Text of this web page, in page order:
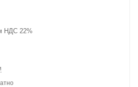
НДС 22%